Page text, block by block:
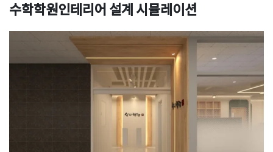
수학학원인테리어 설계 시뮬레이션